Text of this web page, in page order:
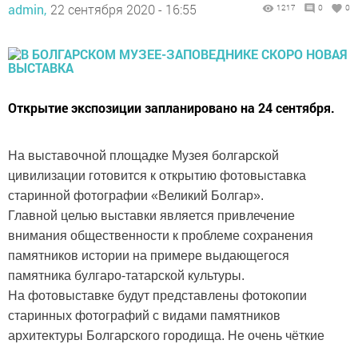
admin, 22 сентября 2020 - 16:55 1217 0 0
Открытие экспозиции запланировано на 24 сентября.
На выставочной площадке Музея болгарской
цивилизации готовится к открытию фотовыставка
старинной фотографии «Великий Болгар».
Главной целью выставки является привлечение
внимания общественности к проблеме сохранения
памятников истории на примере выдающегося
памятника булгаро-татарской культуры.
На фотовыставке будут представлены фотокопии
старинных фотографий с видами памятников
архитектуры Болгарского городища. Не очень чёткие